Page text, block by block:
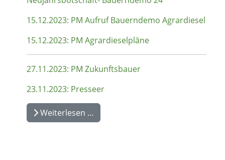
15.12.2023: PM Aufruf Bauerndemo Agrardiesel
15.12.2023: PM Agrardieselpläne
27.11.2023: PM Zukunftsbauer
23.11.2023: Presseer
Weiterlesen …